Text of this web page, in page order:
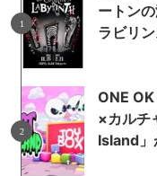
ートン
ラビリ
ONE
×カルチ
Island」